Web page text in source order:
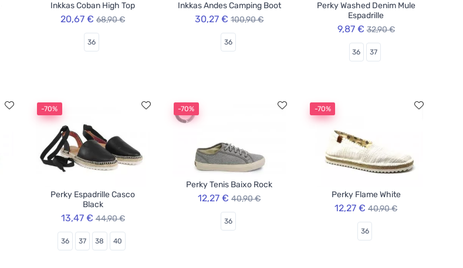
Inkkas Coban High Top
20,67 € 68,90 €
36
Inkkas Andes Camping Boot
30,27 € 100,90 €
36
Perky Washed Denim Mule
Espadrille
9,87 € 32,90 €
36 37
-70%
Perky Espadrille Casco
Black
13,47 € 44,90 €
36 37 38 40
-70%
Perky Tenis Baixo Rock
12,27 € 40,90 €
36
-70%
Perky Flame White
12,27 € 40,90 €
36